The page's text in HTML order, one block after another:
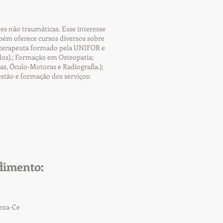
não traumáticas. Esse interesse
oferece cursos diversos sobre
formado pela UNIFOR e
Formação em Osteopatia;
Óculo-Motoras e Radiografia.);
e formação dos serviços:
Ce